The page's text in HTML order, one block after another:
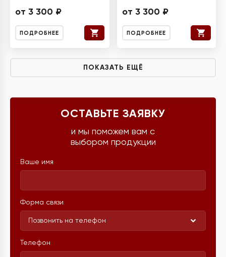
от 3 300 ₽
ПОДРОБНЕЕ
от 3 300 ₽
ПОДРОБНЕЕ
ПОКАЗАТЬ ЕЩЁ
ОСТАВЬТЕ ЗАЯВКУ
и мы поможем вам с
выбором продукции
Ваше имя
Форма связи
Позвонить на телефон
Телефон